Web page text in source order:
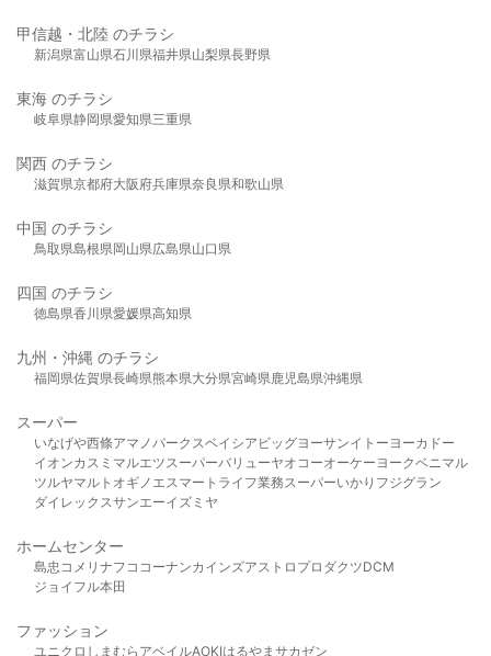
甲信越・北陸 のチラシ
新潟県富山県石川県福井県山梨県長野県
東海 のチラシ
岐阜県静岡県愛知県三重県
関西 のチラシ
滋賀県京都府大阪府兵庫県奈良県和歌山県
中国 のチラシ
鳥取県島根県岡山県広島県山口県
四国 のチラシ
徳島県香川県愛媛県高知県
九州・沖縄 のチラシ
福岡県佐賀県長崎県熊本県大分県宮崎県鹿児島県沖縄県
スーパー
いなげや西條アマノパークスベイシア ビッグヨーサンイトーヨーカドー
イオンカスミ マルエツスーパーバリューヤオコーオーケー ヨークベニマル
ツルヤマルト オギノ エスマート ライフ業務スーパーいかり フジグラン
ダイレックスサンエーイズミヤ
ホームセンター
島忠 コメリ ナフコ コーナンカインズアストロプロダクツDCM
ジョイフル本田
ファッション
ユニクロ しまむら アベイルAOKIはるやま サカゼン